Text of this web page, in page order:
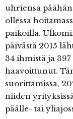
uhriensa
ollessa
paikoilla.
päivästä 2015
34 ihmistä ja
haavoittunut.
suorittamissa,
niiden
päälle- tai